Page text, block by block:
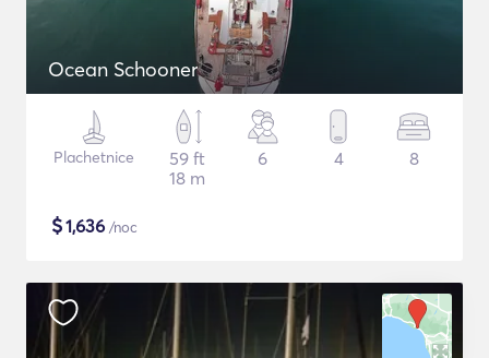
Ocean Schooner
Plachetnice
59 ft
18 m
6 4 8
$1,636 /noc